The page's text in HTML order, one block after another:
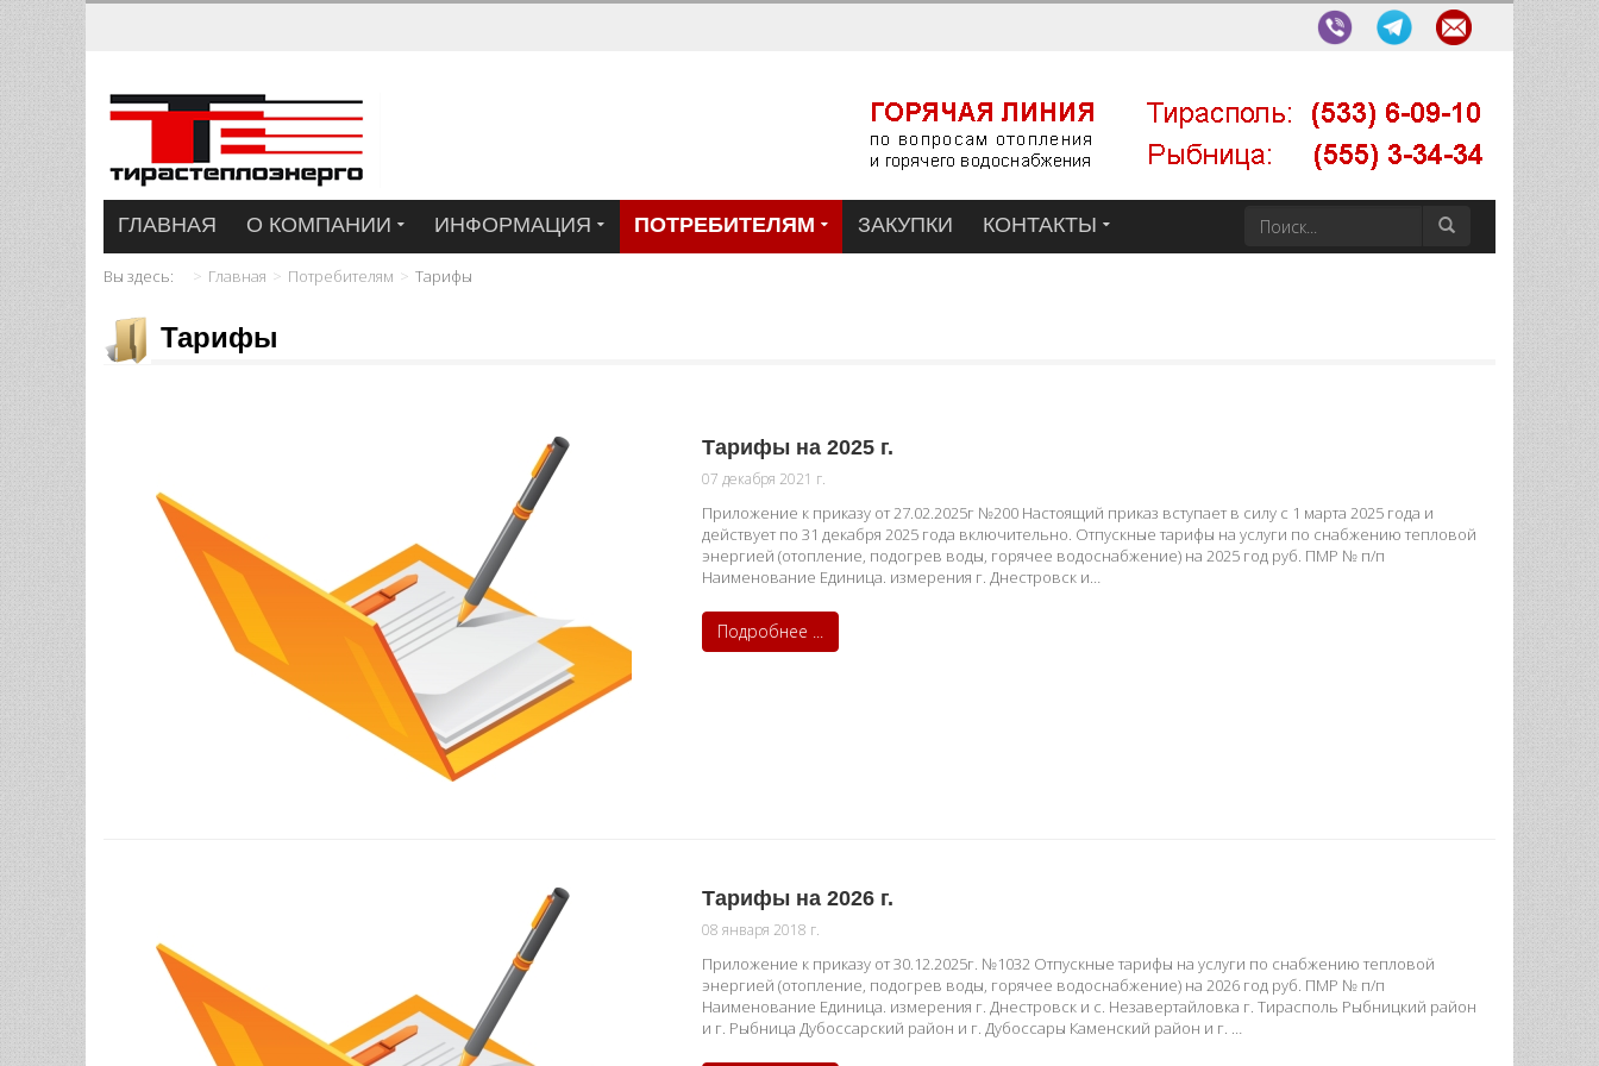
ГЛАВНАЯ О КОМПАНИИ ИНФОРМАЦИЯ ПОТРЕБИТЕЛЯМ ЗАКУПКИ КОНТАКТЫ
Вы здесь: Главная Потребителям Тарифы
Тарифы
Тарифы на 2025 г.
07 декабря 2021 г.
Приложение к приказу от 27.02.2025г №200 Настоящий приказ вступает в силу с 1 марта 2025 года и
действует по 31 декабря 2025 года включительно. Отпускные тарифы на услуги по снабжению тепловой
энергией (отопление, подогрев воды, горячее водоснабжение) на 2025 год руб. ПМР № п/п
Наименование Единица. измерения г. Днестровск и…
Подробнее ...
Тарифы на 2026 г.
08 января 2018 г.
Приложение к приказу от 30.12.2025г. №1032 Отпускные тарифы на услуги по снабжению тепловой
энергией (отопление, подогрев воды, горячее водоснабжение) на 2026 год руб. ПМР № п/п
Наименование Единица. измерения г. Днестровск и с. Незавертайловка г. Тирасполь Рыбницкий район
и г. Рыбница Дубоссарский район и г. Дубоссары Каменский район и г. …